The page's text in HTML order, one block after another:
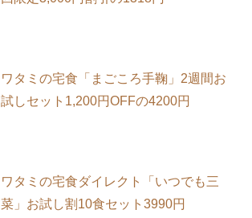
ワタミの宅食「まごころ手鞠」2週間お
試しセット1,200円OFFの4200円
ワタミの宅食ダイレクト「いつでも三
菜」お試し割10食セット3990円